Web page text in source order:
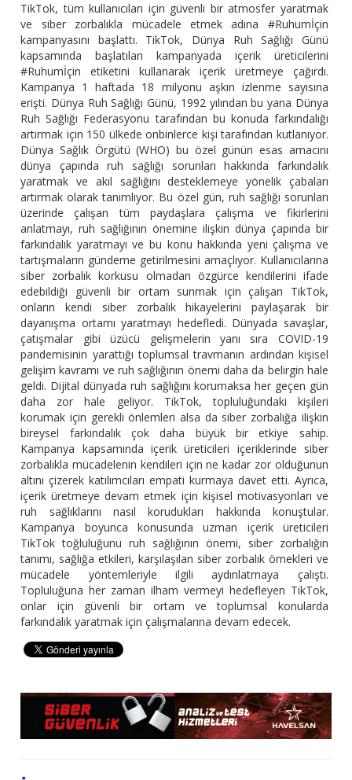
TikTok, tüm kullanıcıları için güvenli bir atmosfer yaratmak
ve siber zorbalıkla mücadele etmek adına #Ruhumİçin
kampanyasını başlattı. TikTok, Dünya Ruh Sağlığı Günü
kapsamında başlatılan kampanyada içerik üreticilerini
#Ruhumİçin etiketini kullanarak içerik üretmeye çağırdı.
Kampanya 1 haftada 18 milyonu aşkın izlenme sayısına
erişti. Dünya Ruh Sağlığı Günü, 1992 yılından bu yana Dünya
Ruh Sağlığı Federasyonu tarafından bu konuda farkındalığı
artırmak için 150 ülkede onbinlerce kişi tarafından kutlanıyor.
Dünya Sağlık Örgütü (WHO) bu özel günün esas amacını
dünya çapında ruh sağlığı sorunları hakkında farkındalık
yaratmak ve akıl sağlığını desteklemeye yönelik çabaları
artırmak olarak tanımlıyor. Bu özel gün, ruh sağlığı sorunları
üzerinde çalışan tüm paydaşlara çalışma ve fikirlerini
anlatmayı, ruh sağlığının önemine ilişkin dünya çapında bir
farkındalık yaratmayı ve bu konu hakkında yeni çalışma ve
tartışmaların gündeme getirilmesini amaçlıyor. Kullanıcılarına
siber zorbalık korkusu olmadan özgürce kendilerini ifade
edebildiği güvenli bir ortam sunmak için çalışan TikTok,
onların kendi siber zorbalık hikayelerini paylaşarak bir
dayanışma ortamı yaratmayı hedefledi. Dünyada savaşlar,
çatışmalar gibi üzücü gelişmelerin yanı sıra COVID-19
pandemisinin yarattığı toplumsal travmanın ardından kişisel
gelişim kavramı ve ruh sağlığının önemi daha da belirgin hale
geldi. Dijital dünyada ruh sağlığını korumaksa her geçen gün
daha zor hale geliyor. TikTok, topluluğundaki kişileri
korumak için gerekli önlemleri alsa da siber zorbalığa ilişkin
bireysel farkındalık çok daha büyük bir etkiye sahip.
Kampanya kapsamında içerik üreticileri içeriklerinde siber
zorbalıkla mücadelenin kendileri için ne kadar zor olduğunun
altını çizerek katılımcıları empati kurmaya davet etti. Ayrıca,
içerik üretmeye devam etmek için kişisel motivasyonları ve
ruh sağlıklarını nasıl korudukları hakkında konuştular.
Kampanya boyunca konusunda uzman içerik üreticileri
TikTok toğluluğunu ruh sağlığının önemi, siber zorbalığın
tanımı, sağlığa etkileri, karşılaşılan siber zorbalık örnekleri ve
mücadele yöntemleriyle ilgili aydınlatmaya çalıştı.
Topluluğuna her zaman ilham vermeyi hedefleyen TikTok,
onlar için güvenli bir ortam ve toplumsal konularda
farkındalık yaratmak için çalışmalarına devam edecek.